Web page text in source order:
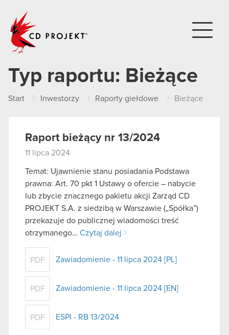
Typ raportu: Bieżące
Start Inwestorzy Raporty giełdowe Bieżące
Raport bieżący nr 13/2024
11 lipca 2024
Temat: Ujawnienie stanu posiadania Podstawa
prawna: Art. 70 pkt 1 Ustawy o ofercie – nabycie
lub zbycie znacznego pakietu akcji Zarząd CD
PROJEKT S.A. z siedzibą w Warszawie („Spółka”)
przekazuje do publicznej wiadomości treść
otrzymanego… Czytaj dalej
PDF Zawiadomienie - 11 lipca 2024 [PL]
PDF Zawiadomienie - 11 lipca 2024 [EN]
PDF ESPI - RB 13/2024